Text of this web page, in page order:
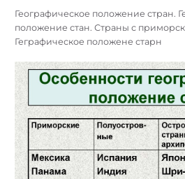
Географическое положение стран.
положение стан. Страны с
Геграфическое положене старн